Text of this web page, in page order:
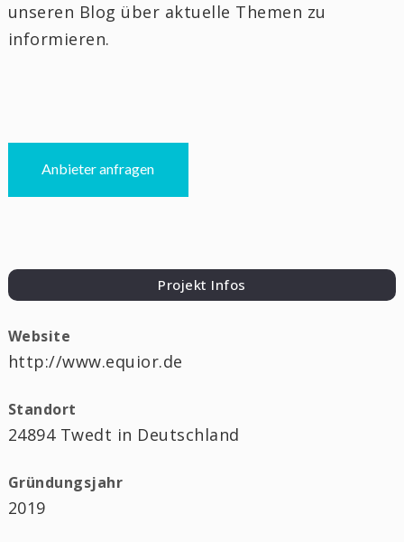
unseren Blog über aktuelle Themen zu
informieren.
Anbieter anfragen
Projekt Infos
Website
http://www.equior.de
Standort
24894 Twedt in Deutschland
Gründungsjahr
2019